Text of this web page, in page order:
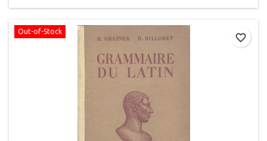
Out-of-Stock
favorite_border